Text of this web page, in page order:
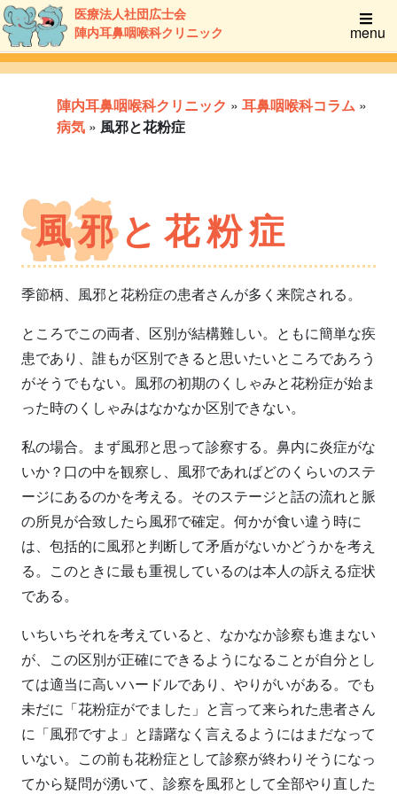
医療法人社団広士会
陣内耳鼻咽喉科クリニック
menu
陣内耳鼻咽喉科クリニック » 耳鼻咽喉科コラム »
病気 » 風邪と花粉症
風邪と花粉症
季節柄、風邪と花粉症の患者さんが多く来院される。
ところでこの両者、区別が結構難しい。ともに簡単な疾
患であり、誰もが区別できると思いたいところであろう
がそうでもない。風邪の初期のくしゃみと花粉症が始ま
った時のくしゃみはなかなか区別できない。
私の場合。まず風邪と思って診察する。鼻内に炎症がな
いか？口の中を観察し、風邪であればどのくらいのステ
ージにあるのかを考える。そのステージと話の流れと脈
の所見が合致したら風邪で確定。何かが食い違う時に
は、包括的に風邪と判断して矛盾がないかどうかを考え
る。このときに最も重視しているのは本人の訴える症状
である。
いちいちそれを考えていると、なかなか診察も進まない
が、この区別が正確にできるようになることが自分とし
ては適当に高いハードルであり、やりがいがある。でも
未だに「花粉症がでました」と言って来られた患者さん
に「風邪ですよ」と躊躇なく言えるようにはまだなって
いない。この前も花粉症として診察が終わりそうになっ
てから疑問が湧いて、診察を風邪として全部やり直した